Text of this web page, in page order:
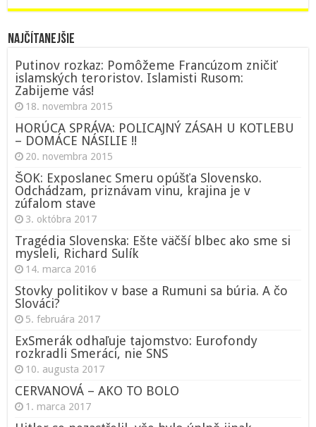
NAJČÍTANEJŠIE
Putinov rozkaz: Pomôžeme Francúzom zničiť
islamských teroristov. Islamisti Rusom:
Zabijeme vás!
18. novembra 2015
HORÚCA SPRÁVA: POLICAJNÝ ZÁSAH U KOTLEBU
– DOMÁCE NÁSILIE !!
20. novembra 2015
ŠOK: Exposlanec Smeru opúšťa Slovensko.
Odchádzam, priznávam vinu, krajina je v
zúfalom stave
3. októbra 2017
Tragédia Slovenska: Ešte väčší blbec ako sme si
mysleli, Richard Sulík
14. marca 2016
Stovky politikov v base a Rumuni sa búria. A čo
Slováci?
5. februára 2017
ExSmerák odhaľuje tajomstvo: Eurofondy
rozkradli Smeráci, nie SNS
10. augusta 2017
CERVANOVÁ – AKO TO BOLO
1. marca 2017